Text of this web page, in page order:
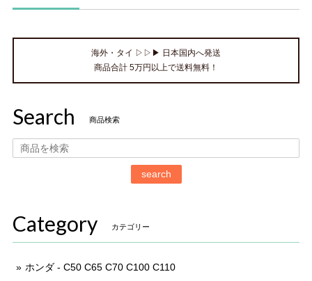
海外・タイ ▷▷▶ 日本国内へ発送
商品合計 5万円以上で送料無料！
Search 商品検索
search
Category カテゴリー
ホンダ - C50 C65 C70 C100 C110